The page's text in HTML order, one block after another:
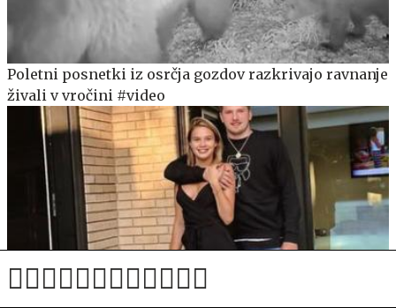
Poletni posnetki iz osrčja gozdov razkrivajo ravnanje
živali v vročini #video